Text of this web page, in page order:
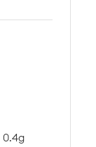
0.4g